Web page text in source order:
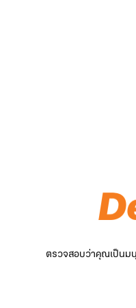
ตรวจสอบว่าคุณเป็นม